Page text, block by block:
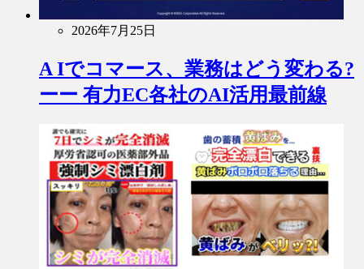
2026年7月25日
A Iでコマース、業務はどう変わる?
ーー 有力EC各社のAI活用最前線